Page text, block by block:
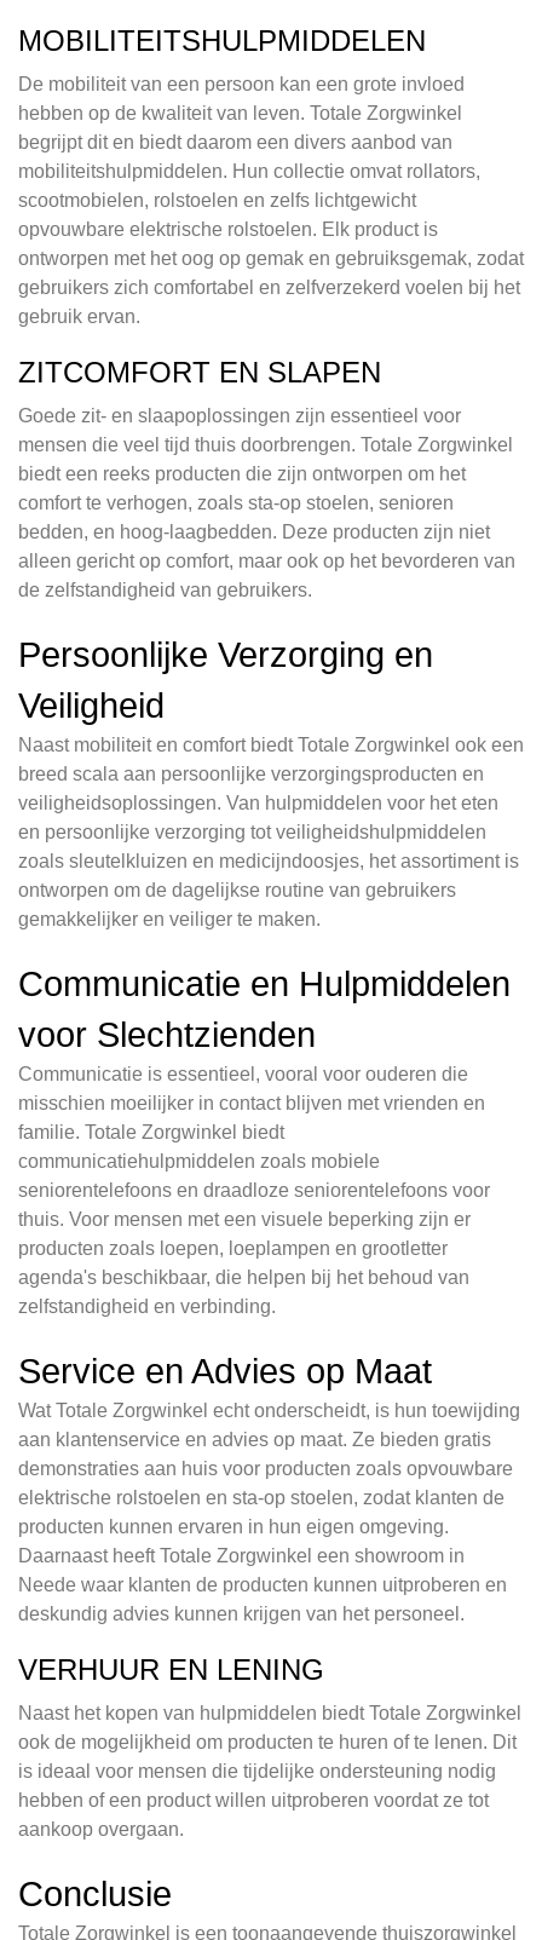
MOBILITEITSHULPMIDDELEN
De mobiliteit van een persoon kan een grote invloed
hebben op de kwaliteit van leven. Totale Zorgwinkel
begrijpt dit en biedt daarom een divers aanbod van
mobiliteitshulpmiddelen. Hun collectie omvat rollators,
scootmobielen, rolstoelen en zelfs lichtgewicht
opvouwbare elektrische rolstoelen. Elk product is
ontworpen met het oog op gemak en gebruiksgemak, zodat
gebruikers zich comfortabel en zelfverzekerd voelen bij het
gebruik ervan.
ZITCOMFORT EN SLAPEN
Goede zit- en slaapoplossingen zijn essentieel voor
mensen die veel tijd thuis doorbrengen. Totale Zorgwinkel
biedt een reeks producten die zijn ontworpen om het
comfort te verhogen, zoals sta-op stoelen, senioren
bedden, en hoog-laagbedden. Deze producten zijn niet
alleen gericht op comfort, maar ook op het bevorderen van
de zelfstandigheid van gebruikers.
Persoonlijke Verzorging en
Veiligheid
Naast mobiliteit en comfort biedt Totale Zorgwinkel ook een
breed scala aan persoonlijke verzorgingsproducten en
veiligheidsoplossingen. Van hulpmiddelen voor het eten
en persoonlijke verzorging tot veiligheidshulpmiddelen
zoals sleutelkluizen en medicijndoosjes, het assortiment is
ontworpen om de dagelijkse routine van gebruikers
gemakkelijker en veiliger te maken.
Communicatie en Hulpmiddelen
voor Slechtzienden
Communicatie is essentieel, vooral voor ouderen die
misschien moeilijker in contact blijven met vrienden en
familie. Totale Zorgwinkel biedt
communicatiehulpmiddelen zoals mobiele
seniorentelefoons en draadloze seniorentelefoons voor
thuis. Voor mensen met een visuele beperking zijn er
producten zoals loepen, loeplampen en grootletter
agenda's beschikbaar, die helpen bij het behoud van
zelfstandigheid en verbinding.
Service en Advies op Maat
Wat Totale Zorgwinkel echt onderscheidt, is hun toewijding
aan klantenservice en advies op maat. Ze bieden gratis
demonstraties aan huis voor producten zoals opvouwbare
elektrische rolstoelen en sta-op stoelen, zodat klanten de
producten kunnen ervaren in hun eigen omgeving.
Daarnaast heeft Totale Zorgwinkel een showroom in
Neede waar klanten de producten kunnen uitproberen en
deskundig advies kunnen krijgen van het personeel.
VERHUUR EN LENING
Naast het kopen van hulpmiddelen biedt Totale Zorgwinkel
ook de mogelijkheid om producten te huren of te lenen. Dit
is ideaal voor mensen die tijdelijke ondersteuning nodig
hebben of een product willen uitproberen voordat ze tot
aankoop overgaan.
Conclusie
Totale Zorgwinkel is een toonaangevende thuiszorgwinkel